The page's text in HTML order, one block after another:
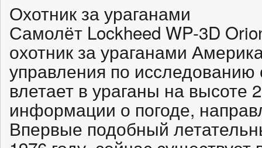
Охотник за ураганами
Самолёт Lockheed WP-3D
охотник за ураганами
управления по
влетает в ураганы на высоте
информации о погоде,
Впервые подобный